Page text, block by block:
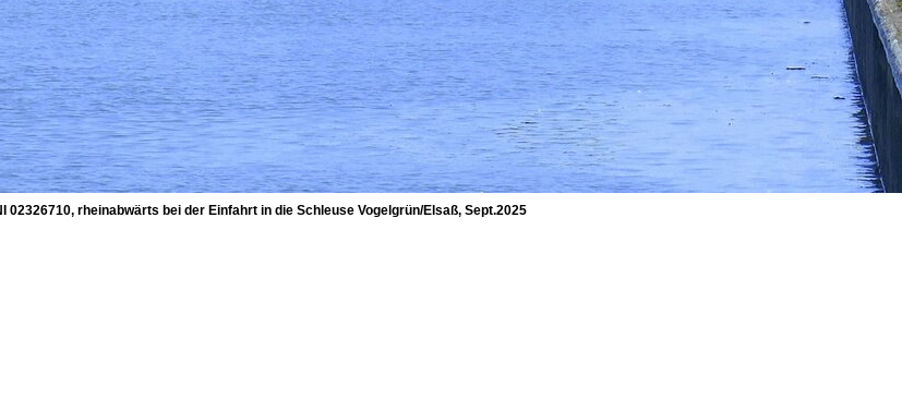
02326710, rheinabwärts bei der Einfahrt in die Schleuse Vogelgrün/Elsaß, Sept.2025